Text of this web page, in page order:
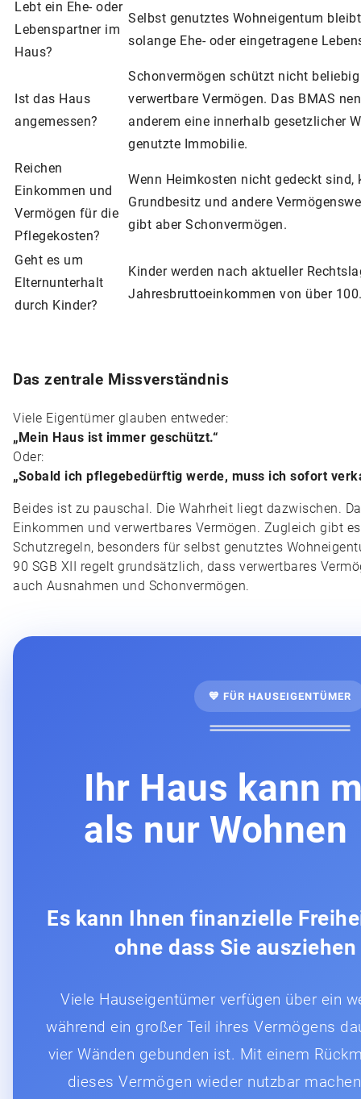
Lebt ein Ehe- oder
Lebenspartner im
Haus?
Selbst genutztes Wohneigentum
solange Ehe- oder eingetragene
Ist das Haus
angemessen?
Schonvermögen schützt nicht
verwertbare Vermögen. Das BMAS
anderem eine innerhalb gesetzlicher
genutzte Immobilie.
Reichen
Einkommen und
Vermögen für die
Pflegekosten?
Wenn Heimkosten nicht gedeckt sind,
Grundbesitz und andere
gibt aber Schonvermögen.
Geht es um
Elternunterhalt
durch Kinder?
Kinder werden nach aktueller
Jahresbruttoeinkommen von über
Das zentrale Missverständnis
Viele Eigentümer glauben entweder:
„Mein Haus ist immer geschützt.“
Oder:
„Sobald ich pflegebedürftig werde, muss ich sofort
Beides ist zu pauschal. Die Wahrheit liegt dazwischen.
Einkommen und verwertbares Vermögen. Zugleich gibt
Schutzregeln, besonders für selbst genutztes
90 SGB XII regelt grundsätzlich, dass verwertbares
auch Ausnahmen und Schonvermögen.
💙 FÜR HAUSEIGENTÜMER
Ihr Haus kann
als nur Wohnen
Es kann Ihnen finanzielle
ohne dass Sie
Viele Hauseigentümer verfügen über ein
während ein großer Teil ihres Vermögens
vier Wänden gebunden ist. Mit einem
dieses Vermögen wieder nutzbar